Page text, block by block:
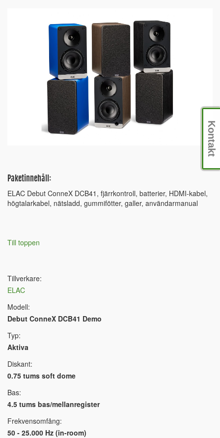
Paketinnehåll:
ELAC Debut ConneX DCB41, fjärrkontroll, batterier, HDMI-kabel,
högtalarkabel, nätsladd, gummifötter, galler, användarmanual
Till toppen
Tillverkare:
ELAC
Modell:
Debut ConneX DCB41 Demo
Typ:
Aktiva
Diskant:
0.75 tums soft dome
Bas:
4.5 tums bas/mellanregister
Frekvensomfång:
50 - 25.000 Hz (in-room)
Kontakt